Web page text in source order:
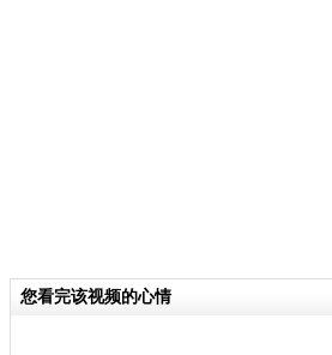
您看完该视频的心情